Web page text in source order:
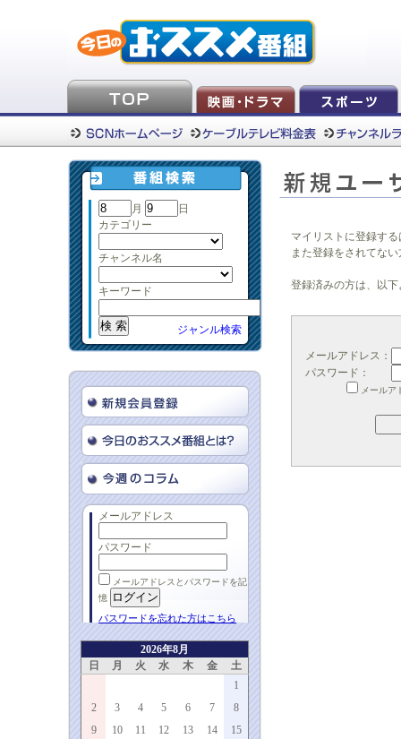
月
日
カテゴリー
チャンネル名
キーワード
ジャンル検索
メールアドレス
パスワード
メールアドレスとパスワードを記
憶
パスワードを忘れた方はこちら
2026年8月
日
月 火 水 木 金
土
1
2
3 4 5 6 7
8
9
10 11 12 13 14
15
マイリストに登録す
また登録をされてな
登録済みの方は、以
メールアドレス：
パスワード：
メールア